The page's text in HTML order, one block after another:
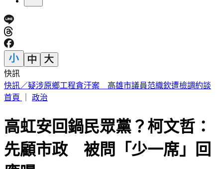
快訊
遠見天下文化創辦人高希均辭世 「天下哪有白吃的午餐」成
絕響
高虹安回鍋民眾黨？柯文哲：
先顧市政 被問「少一席」回